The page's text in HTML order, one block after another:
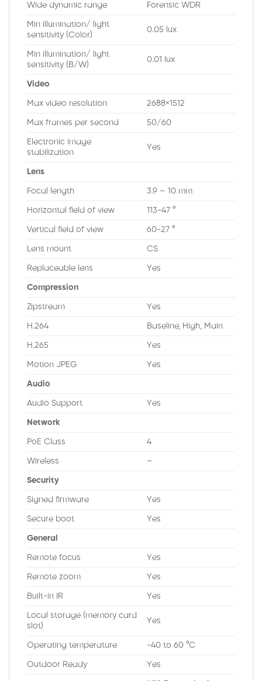
Wide dynamic range Forensic WDR
Min illumination/ light
sensitivity (Color)
0.05 lux
Min illumination/ light
sensitivity (B/W)
0.01 lux
Video
Max video resolution 2688×1512
Max frames per second 50/60
Electronic image
stabilization
Yes
Lens
Focal length 3.9 – 10 mm
Horizontal field of view 113-47 °
Vertical field of view 60-27 °
Lens mount CS
Replaceable lens Yes
Compression
Zipstream Yes
H.264 Baseline, High, Main
H.265 Yes
Motion JPEG Yes
Audio
Audio Support Yes
Network
PoE Class 4
Wireless –
Security
Signed firmware Yes
Secure boot Yes
General
Remote focus Yes
Remote zoom Yes
Built-in IR Yes
Local storage (memory card
slot)
Yes
Operating temperature -40 to 60 °C
Outdoor Ready Yes